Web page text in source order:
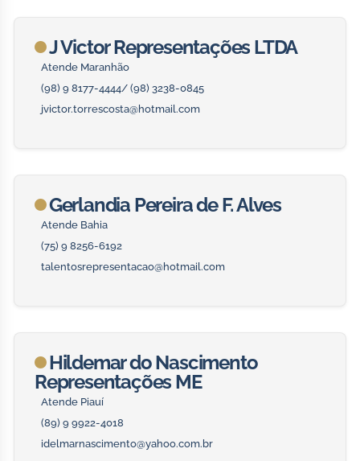
J Victor Representações LTDA
Atende Maranhão
(98) 9 8177-4444/ (98) 3238-0845
jvictor.torrescosta@hotmail.com
Gerlandia Pereira de F. Alves
Atende Bahia
(75) 9 8256-6192
talentosrepresentacao@hotmail.com
Hildemar do Nascimento
Representações ME
Atende Piauí
(89) 9 9922-4018
idelmarnascimento@yahoo.com.br